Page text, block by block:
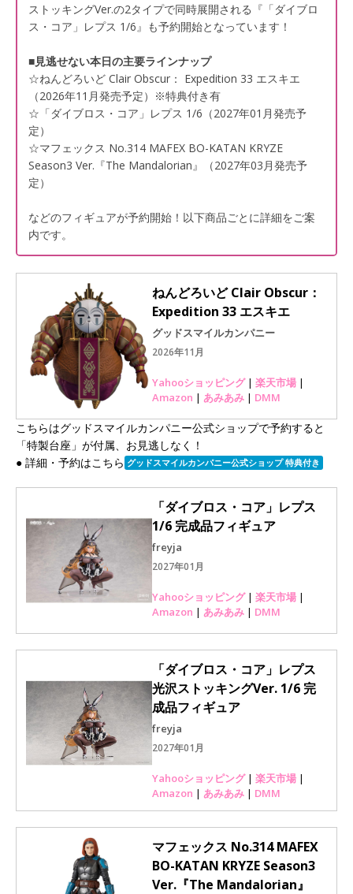
ストッキングVer.の2タイプで同時展開される『「ダイブロ
ス・コア」レプス 1/6』も予約開始となっています！
■見逃せない本日の主要ラインナップ
☆ねんどろいど Clair Obscur： Expedition 33 エスキエ
（2026年11月発売予定）※特典付き有
☆「ダイブロス・コア」レプス 1/6（2027年01月発売予
定）
☆マフェックス No.314 MAFEX BO-KATAN KRYZE
Season3 Ver.『The Mandalorian』（2027年03月発売予
定）
などのフィギュアが予約開始！以下商品ごとに詳細をご案
内です。
ねんどろいど Clair Obscur：
Expedition 33 エスキエ
グッドスマイルカンパニー
2026年11月
Yahooショッピング| 楽天市場 |
Amazon | あみあみ | DMM
こちらはグッドスマイルカンパニー公式ショップで予約すると
「特製台座」が付属、お見逃しなく！
● 詳細・予約はこちら グッドスマイルカンパニー公式ショップ 特典付き
「ダイブロス・コア」レプス
1/6 完成品フィギュア
freyja
2027年01月
Yahooショッピング| 楽天市場 |
Amazon | あみあみ | DMM
「ダイブロス・コア」レプス
光沢ストッキングVer. 1/6 完
成品フィギュア
freyja
2027年01月
Yahooショッピング| 楽天市場 |
Amazon | あみあみ | DMM
マフェックス No.314 MAFEX
BO-KATAN KRYZE Season3
Ver.『The Mandalorian』